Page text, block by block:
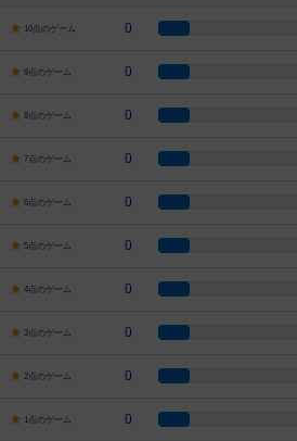
10点のゲーム 0
9点のゲーム 0
8点のゲーム 0
7点のゲーム 0
6点のゲーム 0
5点のゲーム 0
4点のゲーム 0
3点のゲーム 0
2点のゲーム 0
1点のゲーム 0